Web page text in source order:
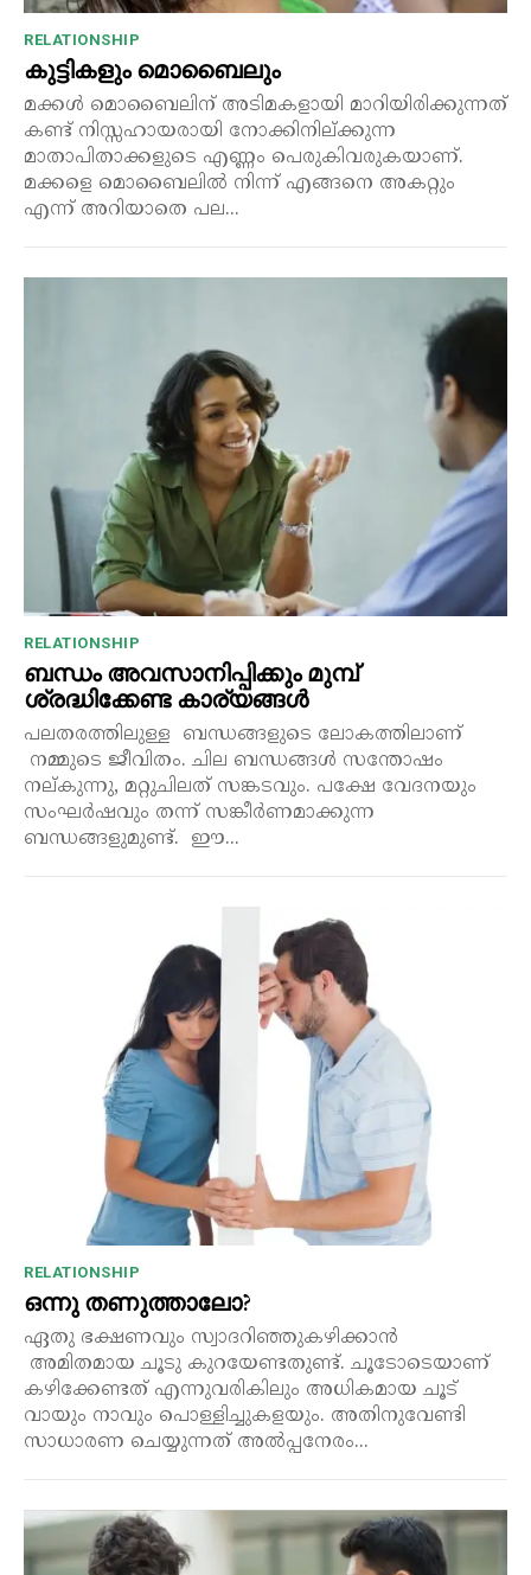
RELATIONSHIP
കുട്ടികളും മൊബൈലും
മക്കൾ മൊബൈലിന് അടിമകളായി മാറിയിരിക്കുന്നത്
കണ്ട് നിസ്സഹായരായി നോക്കിനില്ക്കുന്ന
മാതാപിതാക്കളുടെ എണ്ണം പെരുകിവരുകയാണ്.
മക്കളെ മൊബൈലിൽ നിന്ന് എങ്ങനെ അകറ്റും
എന്ന് അറിയാതെ പല...
RELATIONSHIP
ബന്ധം അവസാനിപ്പിക്കും മുമ്പ്
ശ്രദ്ധിക്കേണ്ട കാര്യങ്ങൾ
പലതരത്തിലുള്ള ബന്ധങ്ങളുടെ ലോകത്തിലാണ്
നമ്മുടെ ജീവിതം. ചില ബന്ധങ്ങൾ സന്തോഷം
നല്കുന്നു, മറ്റുചിലത് സങ്കടവും. പക്ഷേ വേദനയും
സംഘർഷവും തന്ന് സങ്കീർണമാക്കുന്ന
ബന്ധങ്ങളുമുണ്ട്. ഈ...
RELATIONSHIP
ഒന്നു തണുത്താലോ?
ഏതു ഭക്ഷണവും സ്വാദറിഞ്ഞുകഴിക്കാൻ
അമിതമായ ചൂടു കുറയേണ്ടതുണ്ട്. ചൂടോടെയാണ്
കഴിക്കേണ്ടത് എന്നുവരികിലും അധികമായ ചൂട്
വായും നാവും പൊള്ളിച്ചുകളയും. അതിനുവേണ്ടി
സാധാരണ ചെയ്യുന്നത് അൽപ്പനേരം...